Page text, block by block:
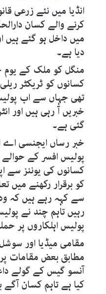
انڈیا میں نئے زرعی
کرنے والے کسان
میں داخل ہو گئے ہیں
دیا ہے۔
منگل کو ملک کے یوم
کسانوں کو ٹریکٹر
تھی جہاں سے اب
خبریں آ رہی ہیں اور
گئی ہے۔
خبر رساں ایجنسی اے
پولیس افسر کے حوالے
کسانوں کی یوننز سے
کو برقرار رکھنے میں
سے کہہ رہے ہیں کہ
رہیں تاہم چند نے
پولیس اہلکاروں پر
مقامی میڈیا اور
مطابق بعض مقامات
آنسو گیس کے گولے
کیا ہے تاہم کسان